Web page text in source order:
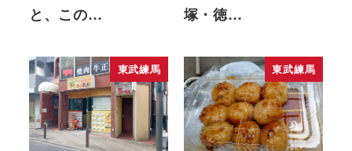
と、この…
塚・徳…
東武練馬 東武練馬